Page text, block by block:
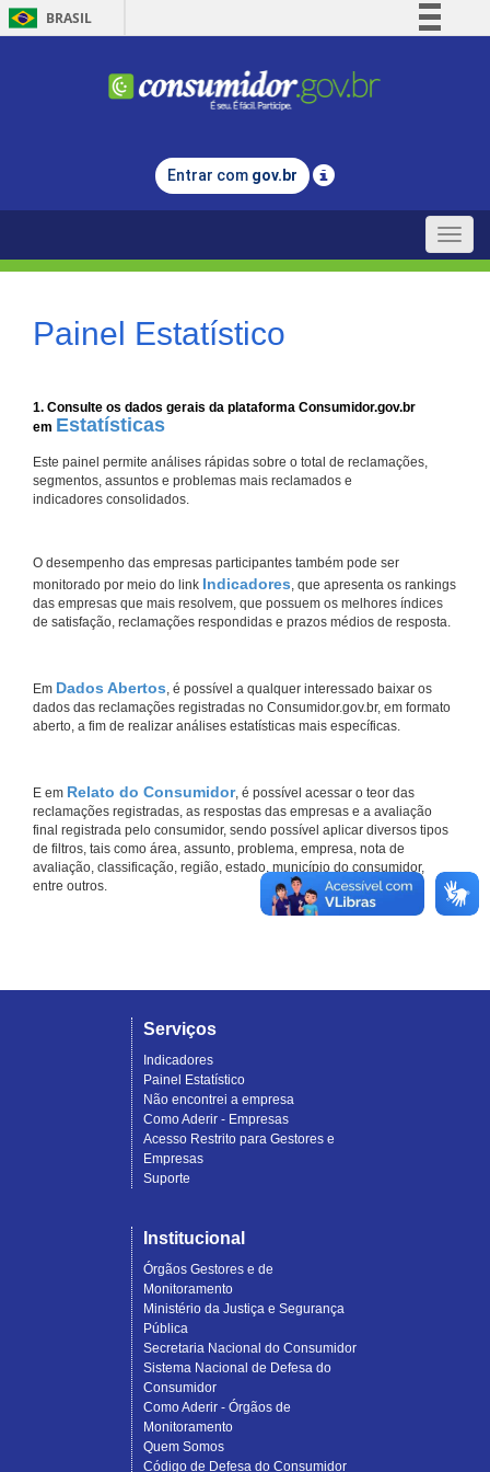
BRASIL
Comunica BR
Legislação
Entrar com gov.br
Toggle
Painel Estatístico
1. Consulte os dados gerais da plataforma Consumidor.gov.br
em Estatísticas
Este painel permite análises rápidas sobre o total de reclamações,
segmentos, assuntos e problemas mais reclamados e
indicadores consolidados.
O desempenho das empresas participantes também pode ser
monitorado por meio do link Indicadores, que apresenta os rankings
das empresas que mais resolvem, que possuem os melhores índices
de satisfação, reclamações respondidas e prazos médios de resposta.
Em Dados Abertos, é possível a qualquer interessado baixar os
dados das reclamações registradas no Consumidor.gov.br, em formato
aberto, a fim de realizar análises estatísticas mais específicas.
E em Relato do Consumidor, é possível acessar o teor das
reclamações registradas, as respostas das empresas e a avaliação
final registrada pelo consumidor, sendo possível aplicar diversos tipos
de filtros, tais como área, assunto, problema, empresa, nota de
avaliação, classificação, região, estado, município do consumidor,
entre outros.
Serviços
Indicadores
Painel Estatístico
Não encontrei a empresa
Como Aderir - Empresas
Acesso Restrito para Gestores e
Empresas
Suporte
Institucional
Órgãos Gestores e de
Monitoramento
Ministério da Justiça e Segurança
Pública
Secretaria Nacional do Consumidor
Sistema Nacional de Defesa do
Consumidor
Como Aderir - Órgãos de
Monitoramento
Quem Somos
Código de Defesa do Consumidor